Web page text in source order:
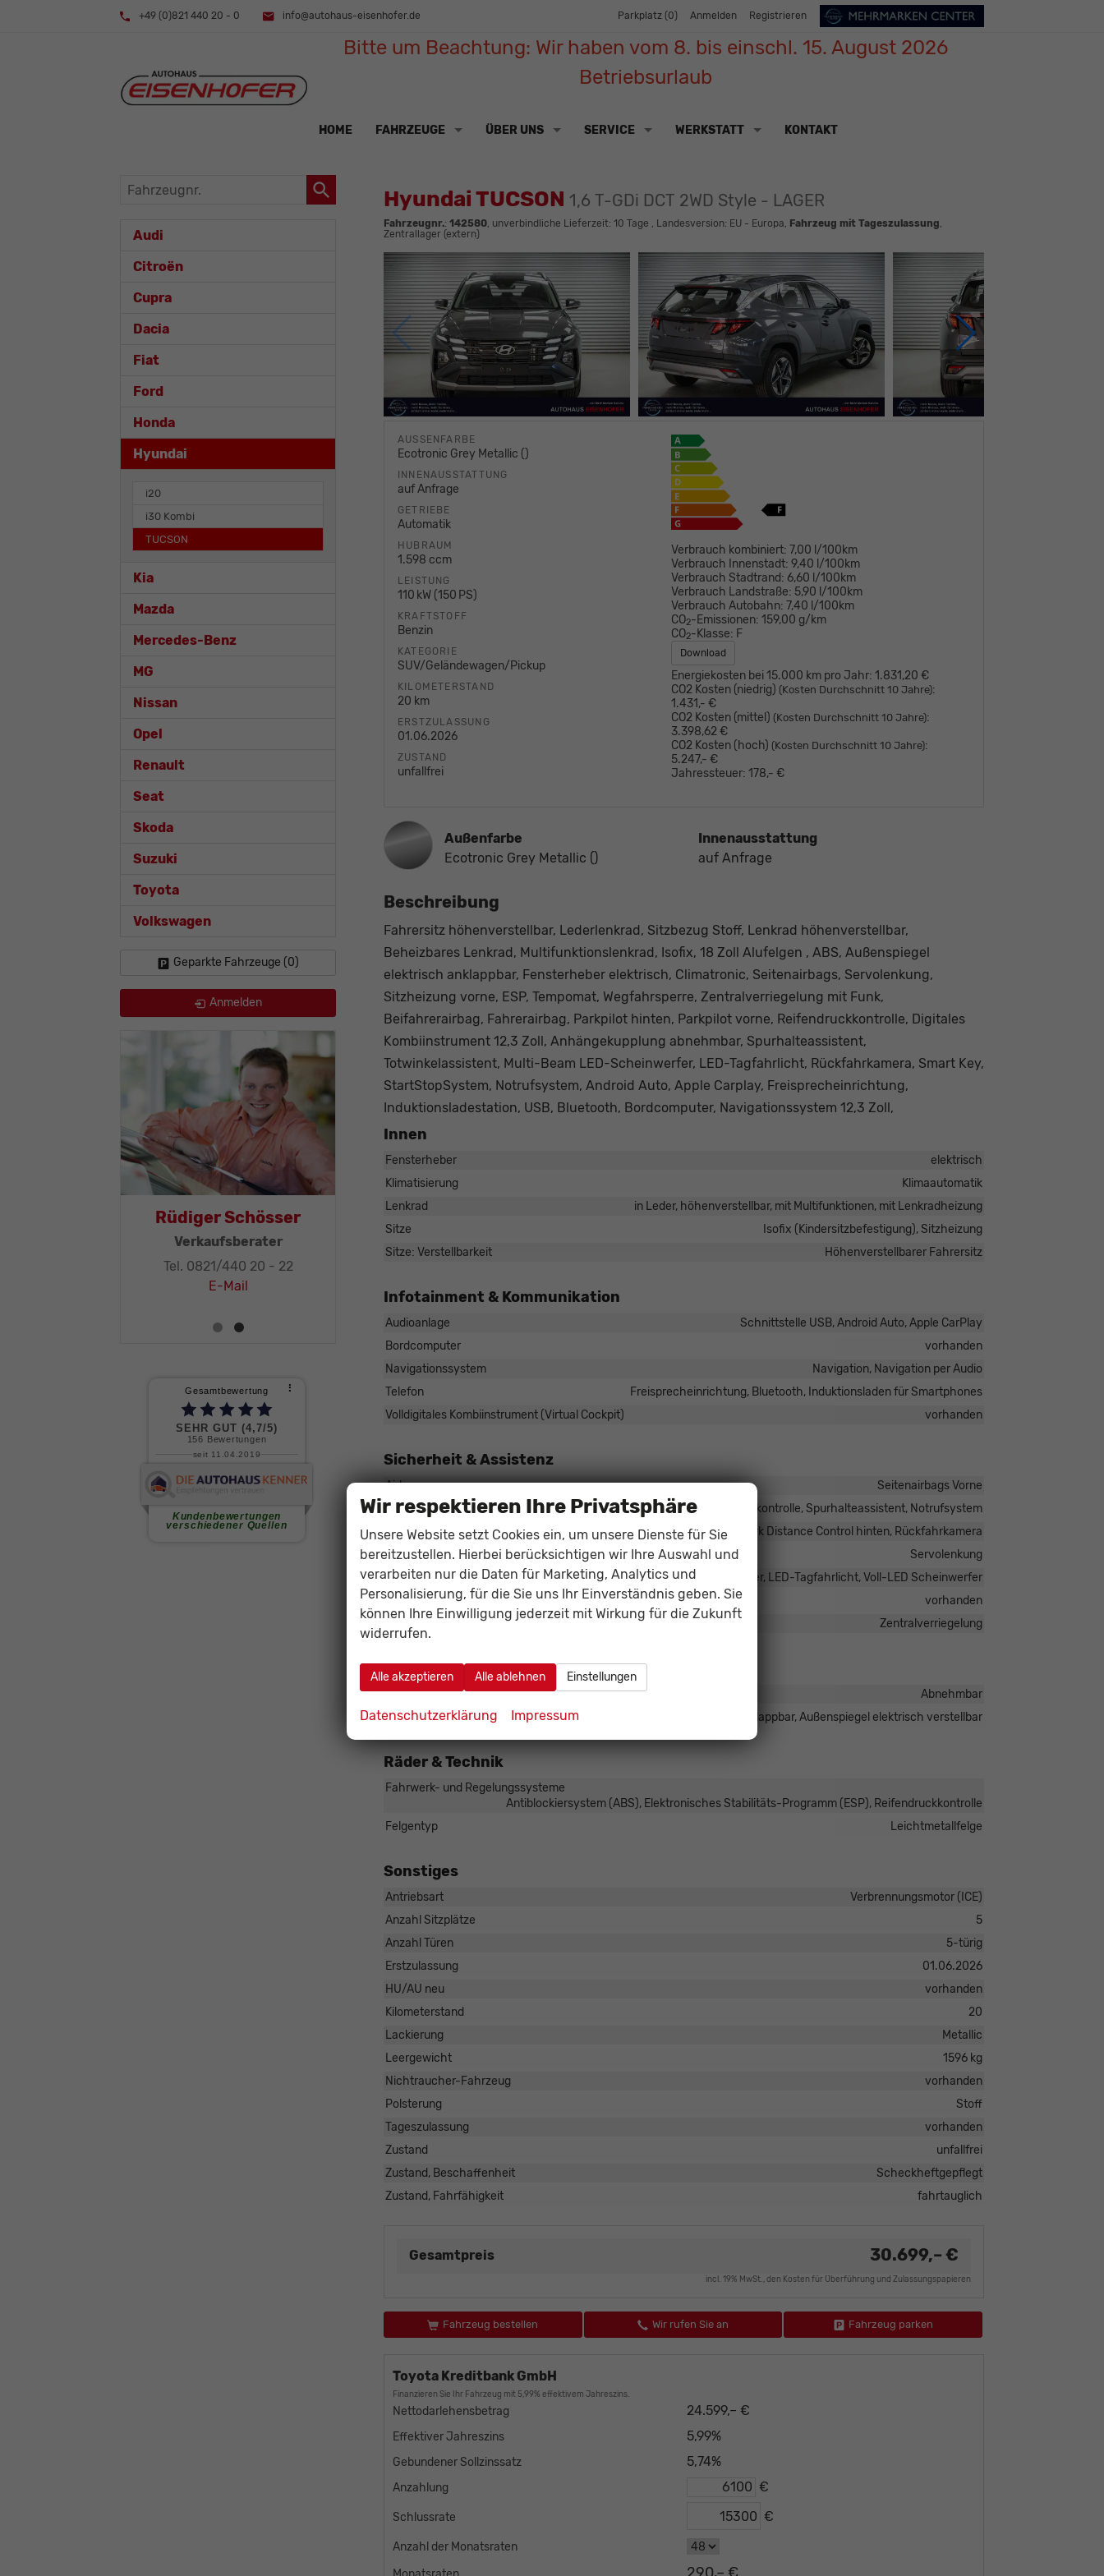
+49 (0)821 440 20 - 0 info@autohaus-eisenhofer.de Parkplatz (0) Anmelden Registrieren
Bitte um Beachtung: Wir haben vom 8. bis einschl. 15. August 2026
Betriebsurlaub
HOME FAHRZEUGE ÜBER UNS SERVICE WERKSTATT KONTAKT
Hyundai TUCSON 1,6 T-GDi DCT 2WD Style - LAGER
Fahrzeugnr.: 142580, unverbindliche Lieferzeit: 10 Tage , Landesversion: EU - Europa, Fahrzeug mit Tageszulassung,
Zentrallager (extern)
AUSSENFARBE
Ecotronic Grey Metallic ()
INNENAUSSTATTUNG
auf Anfrage
GETRIEBE
Automatik
HUBRAUM
1.598 ccm
LEISTUNG
110 kW (150 PS)
KRAFTSTOFF
Benzin
KATEGORIE
SUV/Geländewagen/Pickup
KILOMETERSTAND
20 km
ERSTZULASSUNG
01.06.2026
ZUSTAND
unfallfrei
Verbrauch kombiniert: 7,00 l/100km
Verbrauch Innenstadt: 9,40 l/100km
Verbrauch Stadtrand: 6,60 l/100km
Verbrauch Landstraße: 5,90 l/100km
Verbrauch Autobahn: 7,40 l/100km
CO2-Emissionen: 159,00 g/km
CO2-Klasse: F
Download
Energiekosten bei 15.000 km pro Jahr: 1.831,20 €
CO2 Kosten (niedrig) (Kosten Durchschnitt 10 Jahre):
1.431,- €
CO2 Kosten (mittel) (Kosten Durchschnitt 10 Jahre):
3.398,62 €
CO2 Kosten (hoch) (Kosten Durchschnitt 10 Jahre):
5.247,- €
Jahressteuer: 178,- €
Außenfarbe
Ecotronic Grey Metallic ()
Innenausstattung
auf Anfrage
Beschreibung
Fahrersitz höhenverstellbar, Lederlenkrad, Sitzbezug Stoff, Lenkrad höhenverstellbar,
Beheizbares Lenkrad, Multifunktionslenkrad, Isofix, 18 Zoll Alufelgen , ABS, Außenspiegel
elektrisch anklappbar, Fensterheber elektrisch, Climatronic, Seitenairbags, Servolenkung,
Sitzheizung vorne, ESP, Tempomat, Wegfahrsperre, Zentralverriegelung mit Funk,
Beifahrerairbag, Fahrerairbag, Parkpilot hinten, Parkpilot vorne, Reifendruckkontrolle, Digitales
Kombiinstrument 12,3 Zoll, Anhängekupplung abnehmbar, Spurhalteassistent,
Totwinkelassistent, Multi-Beam LED-Scheinwerfer, LED-Tagfahrlicht, Rückfahrkamera, Smart Key,
StartStopSystem, Notrufsystem, Android Auto, Apple Carplay, Freisprecheinrichtung,
Induktionsladestation, USB, Bluetooth, Bordcomputer, Navigationssystem 12,3 Zoll,
Innen
Fensterheber
elektrisch
Klimatisierung
Klimaautomatik
Lenkrad
in Leder, höhenverstellbar, mit Multifunktionen, mit Lenkradheizung
Sitze
Isofix (Kindersitzbefestigung), Sitzheizung
Sitze: Verstellbarkeit
Höhenverstellbarer Fahrersitz
Infotainment & Kommunikation
Audioanlage
Schnittstelle USB, Android Auto, Apple CarPlay
Bordcomputer
vorhanden
Navigationssystem
Navigation, Navigation per Audio
Telefon
Freisprecheinrichtung, Bluetooth, Induktionsladen für Smartphones
Volldigitales Kombiinstrument (Virtual Cockpit)
vorhanden
Sicherheit & Assistenz
Airbags
Seitenairbags Vorne
Assistenzsysteme
Tempomat, Tempomat mit Lenkradkontrolle, Spurhalteassistent, Notrufsystem
Einparkhilfe
Park Distance Control vorne, Park Distance Control hinten, Rückfahrkamera
Lenkung
Servolenkung
Lichttechnik
LED-Scheinwerfer, LED-Tagfahrlicht, Voll-LED Scheinwerfer
Start/Stop-Automatik
vorhanden
Zentralverriegelung
Zentralverriegelung
Außen
Anhängerkupplung
Abnehmbar
Außenspiegel
Außenspiegel elektrisch anklappbar, Außenspiegel elektrisch verstellbar
Räder & Technik
Fahrwerk- und Regelungssysteme
Antiblockiersystem (ABS), Elektronisches Stabilitäts-Programm (ESP), Reifendruckkontrolle
Felgentyp
Leichtmetallfelge
Sonstiges
Antriebsart
Verbrennungsmotor (ICE)
Anzahl Sitzplätze
5
Anzahl Türen
5-türig
Erstzulassung
01.06.2026
HU/AU neu
vorhanden
Kilometerstand
20
Lackierung
Metallic
Leergewicht
1596 kg
Nichtraucher-Fahrzeug
vorhanden
Polsterung
Stoff
Tageszulassung
vorhanden
Zustand
unfallfrei
Zustand, Beschaffenheit
Scheckheftgepflegt
Zustand, Fahrfähigkeit
fahrtauglich
Gesamtpreis 30.699,– €
incl. 19% MwSt., den Kosten für Überführung und Zulassungspapieren
Fahrzeug bestellen Wir rufen Sie an Fahrzeug parken
Toyota Kreditbank GmbH
Finanzieren Sie Ihr Fahrzeug mit 5,99% effektivem Jahreszins.
Nettodarlehensbetrag 24.599,– €
Effektiver Jahreszins 5,99%
Gebundener Sollzinssatz 5,74%
Anzahlung €
Schlussrate €
Anzahl der Monatsraten
Fahrzeugnr.
Audi
Citroën
Cupra
Dacia
Fiat
Ford
Honda
Hyundai
i20
i30 Kombi
TUCSON
Kia
Mazda
Mercedes-Benz
MG
Nissan
Opel
Renault
Seat
Skoda
Suzuki
Toyota
Volkswagen
Geparkte Fahrzeuge (0)
Anmelden
Rüdiger Schösser
Verkaufsberater
Tel. 0821/440 20 - 22
E-Mail
Wir respektieren Ihre Privatsphäre
Unsere Website setzt Cookies ein, um unsere Dienste für Sie
bereitzustellen. Hierbei berücksichtigen wir Ihre Auswahl und
verarbeiten nur die Daten für Marketing, Analytics und
Personalisierung, für die Sie uns Ihr Einverständnis geben. Sie
können Ihre Einwilligung jederzeit mit Wirkung für die Zukunft
widerrufen.
Alle akzeptieren Alle ablehnen Einstellungen
Datenschutzerklärung Impressum